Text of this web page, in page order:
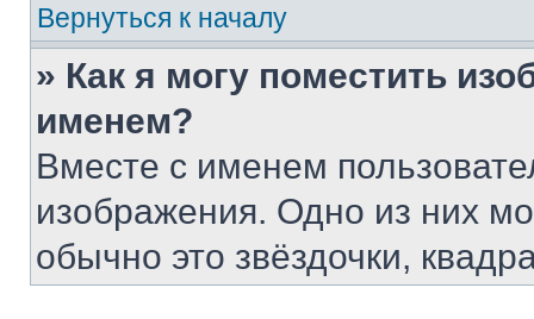
Вернуться к началу
» Как я могу поместить
именем?
Вместе с именем
изображения. Одно из них
обычно это звёздочки,